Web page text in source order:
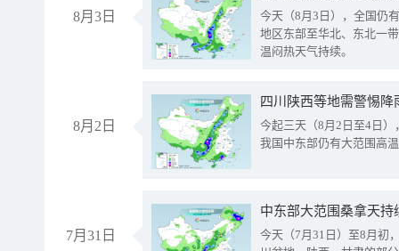
8月3日
今天（8月3日），全国仍
地区东部至华北、东北一
温闷热天气持续。
8月2日
今起三天（8月2日至4日
我国中东部仍有大范围高
7月31日
中东部大范围桑拿天
今天（7月31日）至8月初